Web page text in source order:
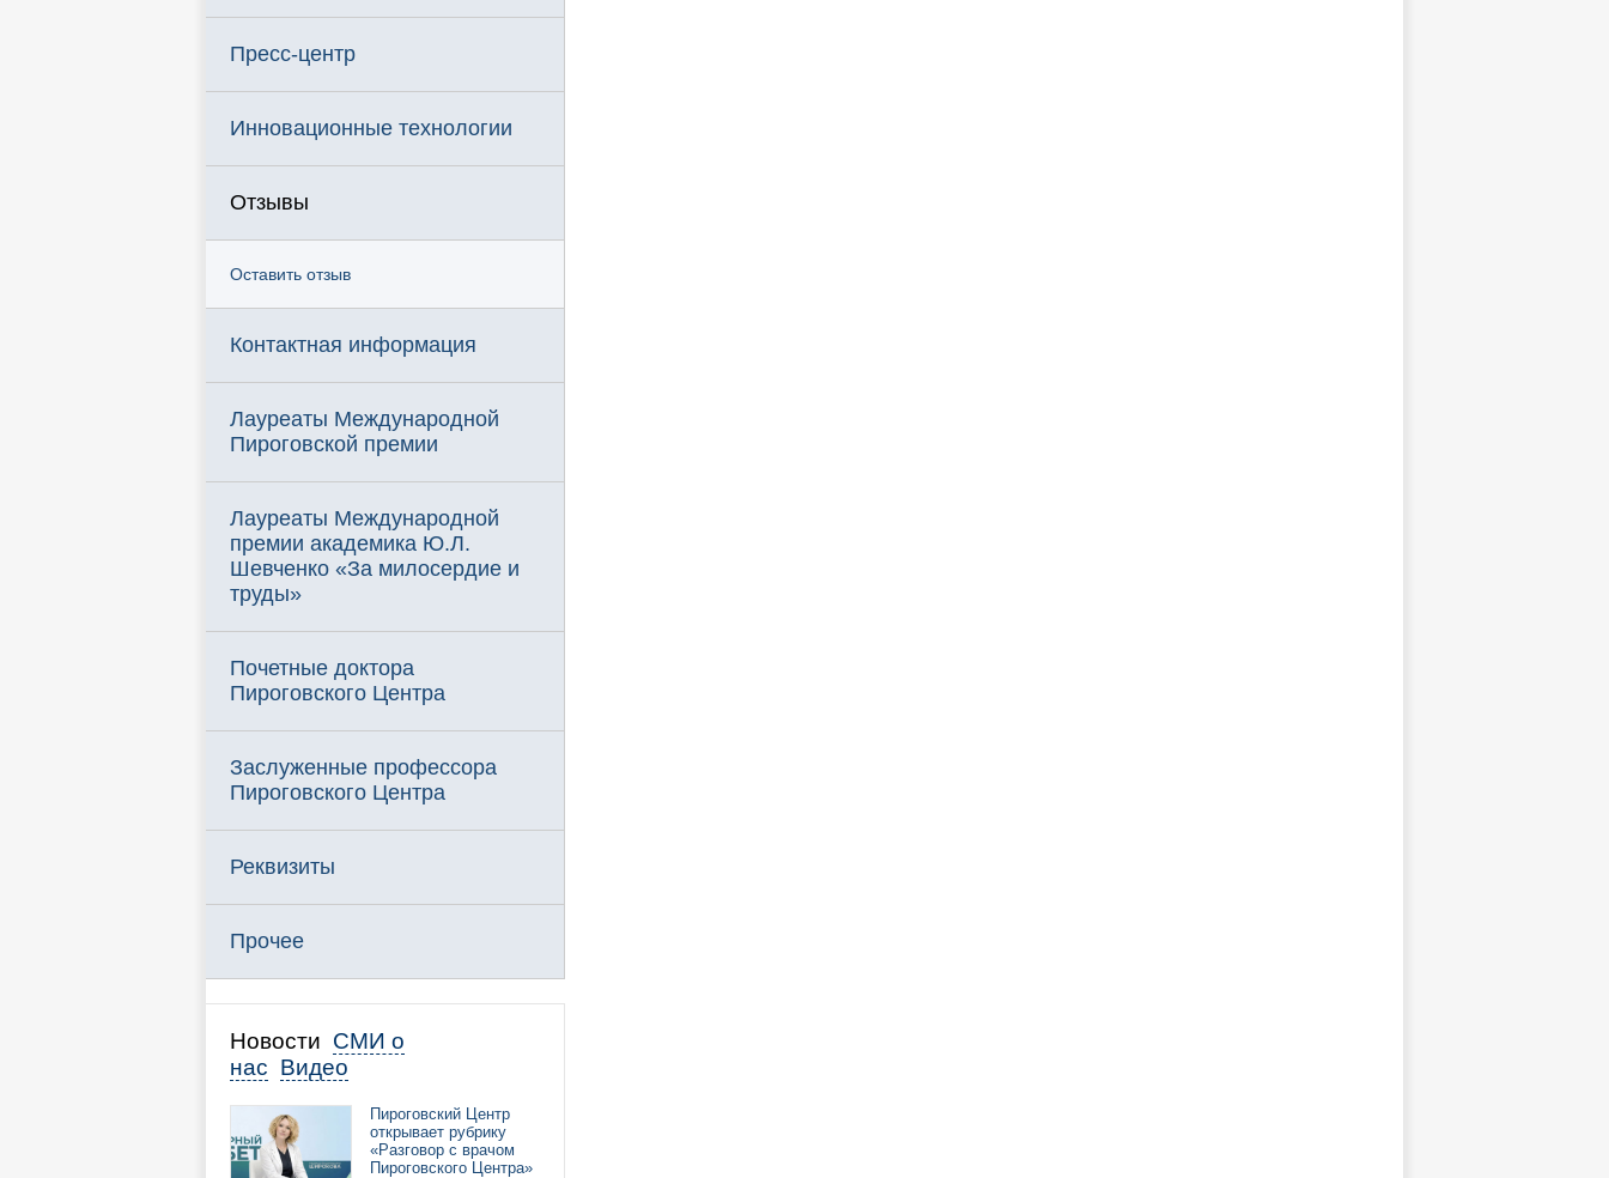
Пресс-центр
Инновационные технологии
Отзывы
Оставить отзыв
Контактная информация
Лауреаты Международной
Пироговской премии
Лауреаты Международной
премии академика Ю.Л.
Шевченко «За милосердие и
труды»
Почетные доктора
Пироговского Центра
Заслуженные профессора
Пироговского Центра
Реквизиты
Прочее
Новости СМИ о
нас Видео
Пироговский Центр
открывает рубрику
«Разговор с врачом
Пироговского Центра»